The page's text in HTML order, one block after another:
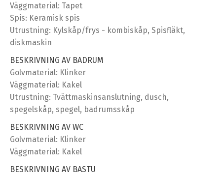
Väggmaterial: Tapet
Spis: Keramisk spis
Utrustning: Kylskåp/frys - kombiskåp, Spisfläkt,
diskmaskin
BESKRIVNING AV BADRUM
Golvmaterial: Klinker
Väggmaterial: Kakel
Utrustning: Tvättmaskinsanslutning, dusch,
spegelskåp, spegel, badrumsskåp
BESKRIVNING AV WC
Golvmaterial: Klinker
Väggmaterial: Kakel
BESKRIVNING AV BASTU